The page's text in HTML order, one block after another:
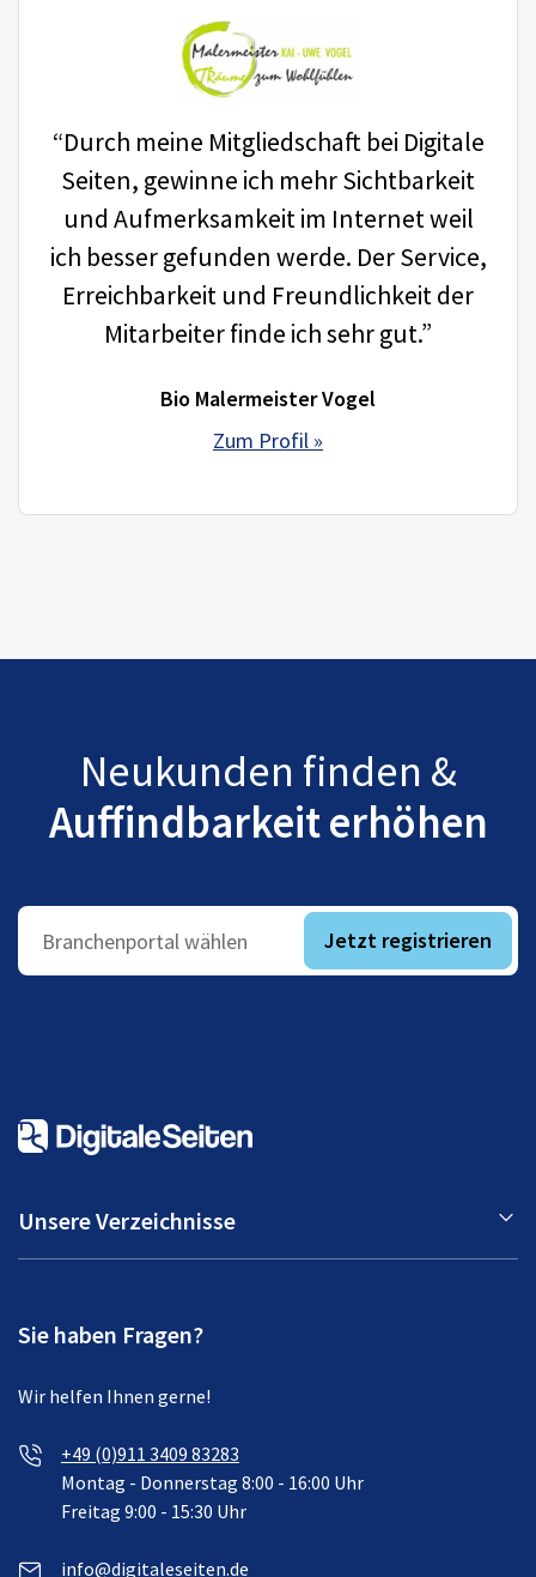
“Durch meine Mitgliedschaft bei Digitale
Seiten, gewinne ich mehr Sichtbarkeit
und Aufmerksamkeit im Internet weil
ich besser gefunden werde. Der Service,
Erreichbarkeit und Freundlichkeit der
Mitarbeiter finde ich sehr gut.”
Bio Malermeister Vogel
Zum Profil »
Neukunden finden &
Auffindbarkeit erhöhen
Branchenportal wählen Jetzt registrieren
Unsere Verzeichnisse
Sie haben Fragen?
Wir helfen Ihnen gerne!
+49 (0)911 3409 83283
Montag - Donnerstag 8:00 - 16:00 Uhr
Freitag 9:00 - 15:30 Uhr
info@digitaleseiten.de